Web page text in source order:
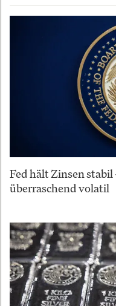
Fed hält Zinsen stabil
überraschend volatil